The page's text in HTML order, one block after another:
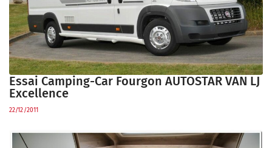
Essai Camping-Car Fourgon AUTOSTAR VAN LJ
Excellence
22/12/2011